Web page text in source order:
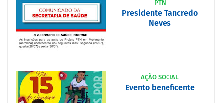
PTN
Presidente Tancredo
Neves
AÇÃO SOCIAL
Evento beneficente